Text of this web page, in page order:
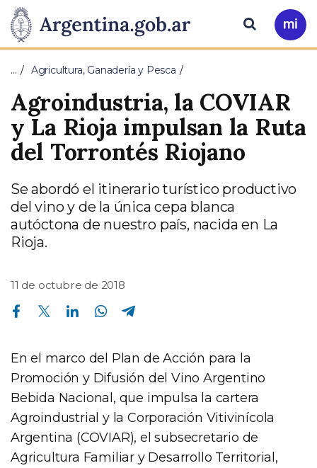
Presidencia
de
Nación
Pasar al contenido principal
Ir
a
Buscar
… Agricultura, Ganadería y Pesca
Agroindustria, la COVIAR
y La Rioja impulsan la Ruta
del Torrontés Riojano
Se abordó el itinerario turístico productivo
del vino y de la única cepa blanca
autóctona de nuestro país, nacida en La
Rioja.
11 de octubre de 2018
Compartir en Facebook Compartir en Twitter Compartir en Linkedin Compartir en Whatsapp
En el marco del Plan de Acción para la
Promoción y Difusión del Vino Argentino
Bebida Nacional, que impulsa la cartera
Agroindustrial y la Corporación Vitivinícola
Argentina (COVIAR), el subsecretario de
Agricultura Familiar y Desarrollo Territorial,